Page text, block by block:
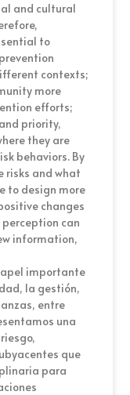
and cultural
to
contexts;
more
efforts;
priority,
they are
behaviors. By
risks and what
to design more
changes
can
information,
importante
la gestión,
entre
una
que
para